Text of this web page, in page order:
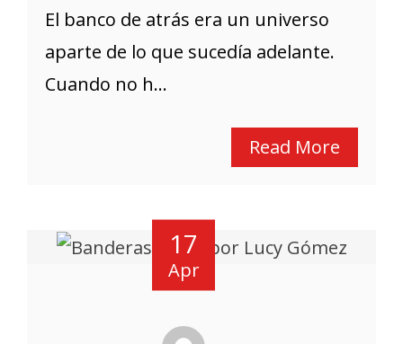
El banco de atrás era un universo
aparte de lo que sucedía adelante.
Cuando no h...
Read More
17
Apr